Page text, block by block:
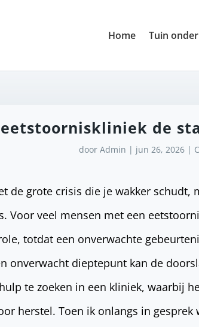
Home Tuin
de
door Admin | jun 26, 2026|
de grote crisis die je wakker
Voor veel mensen met een
totdat een onverwachte
onverwacht dieptepunt kan de
te zoeken in een kliniek, waarbij
herstel. Toen ik onlangs in